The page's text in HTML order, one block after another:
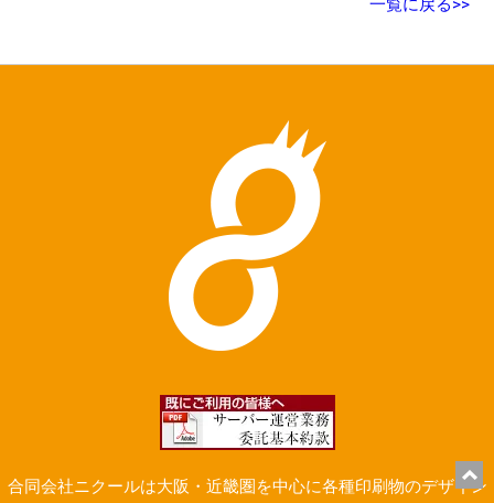
一覧に戻る>>
合同会社ニクールは大阪・近畿圏を中心に各種印刷物のデザイン